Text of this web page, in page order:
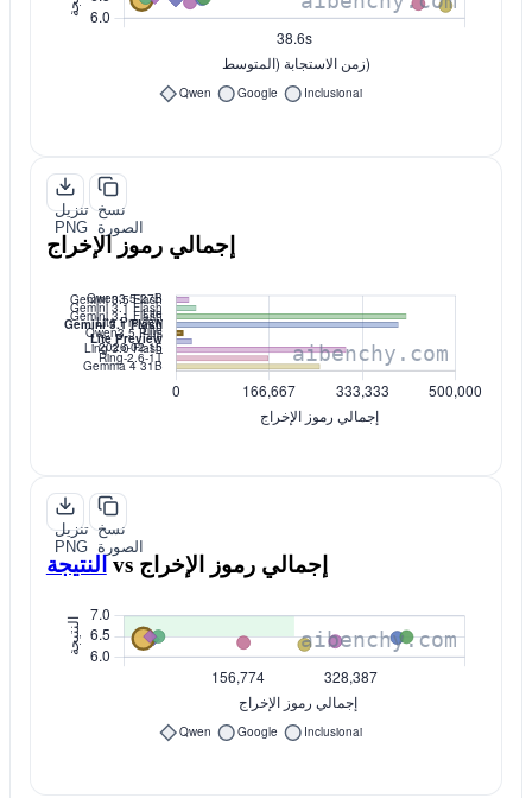
تنزيل
PNG
نسخ
الصورة
إجمالي رموز الإخراج
تنزيل
PNG
نسخ
الصورة
النتيجة vs إجمالي رموز الإخراج